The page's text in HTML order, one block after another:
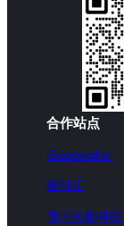
合作站点
Goodwafer
鑫科汇
贵州火影科技